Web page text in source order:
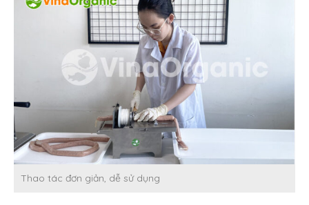
Thao tác đơn giản, dễ sử dụng